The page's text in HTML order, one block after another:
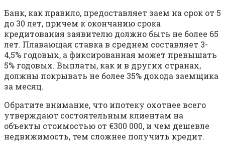
Банк, как правило, предоставляет заем на срок от 5
до 30 лет, причем к окончанию срока
кредитования заявителю должно быть не более 65
лет. Плавающая ставка в среднем составляет 3-
4,5% годовых, а фиксированная может превышать
5% годовых. Выплаты, как и в других странах,
должны покрывать не более 35% дохода заемщика
за месяц.
Обратите внимание, что ипотеку охотнее всего
утверждают состоятельным клиентам на
объекты стоимостью от €300 000, и чем дешевле
недвижимость, тем сложнее получить кредит.